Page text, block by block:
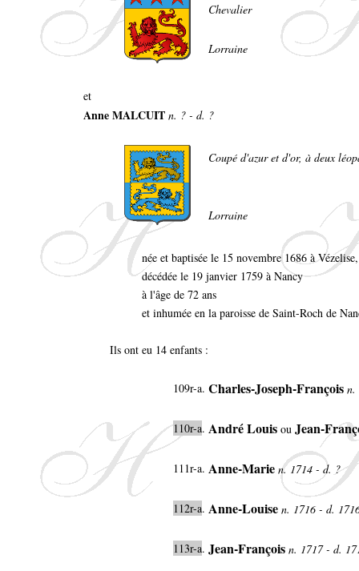
Chevalier
Lorraine
et
Anne MALCUIT n. ? - d. ?
Coupé d'azur et d'or, à deux
Lorraine
née et baptisée le 15 novembre 1686 à
décédée le 19 janvier 1759 à Nancy
à l'âge de 72 ans
et inhumée en la paroisse de Saint-Roch de
Ils ont eu 14 enfants :
109r-a. Charles-Joseph-François n.
110r-a. André Louis ou Jean-
111r-a. Anne-Marie n. 1714 - d. ?
112r-a. Anne-Louise n. 1716 - d.
113r-a. Jean-François n. 1717 - d.